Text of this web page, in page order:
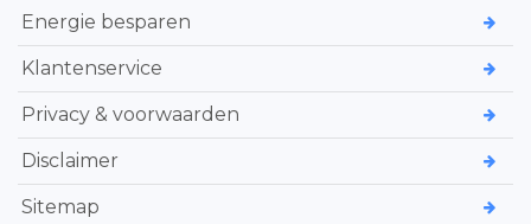
Energie besparen
Klantenservice
Privacy & voorwaarden
Disclaimer
Sitemap